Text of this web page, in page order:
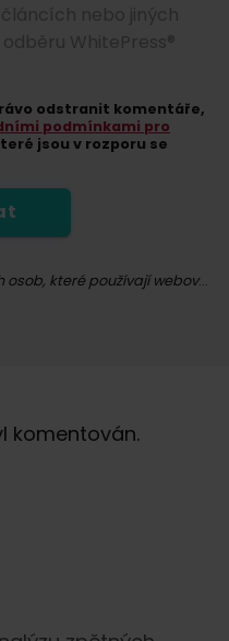
nebo jiných
WhitePress®
odstranit komentáře,
podmínkami pro
jsou v rozporu se
Správcem osobních údajů fyzických osob, které používají webové stránky whitepress.com a všechny jejich podstránky (dále jen Služba) ve smyslu nařízení Evropského parlamentu a Rady (EU) 2016/679 ze dne 27. dubna 2016 o ochraně fyzických osob v souvislosti se zpracováním osobních údajů a o volném pohybu těchto údajů a o zrušení směrnice 95/46/ES (dále jen GDPR), je společně "WhitePress" s.r.o. se sídlem v Bielsku-Białé, na adrese ul. Legionów 26/28, zapsaná v obchodním rejstříku Národního soudního rejstříku vedeného Okresním soudem v Bielsku-Białé, 8. hospodářské oddělení Národního soudního rejstříku pod číslem KRS: 0000651339, NIP: 9372667797, REGON: 243400145 a další společnosti
obchodními partnery, kteří mají zájem o marketing vlastního zboží nebo služeb. Právním základem pro zpracování vašich osobních údajů je udělený souhlas (čl. 6 odst. 1 písm. a) GDPR).
komentován.